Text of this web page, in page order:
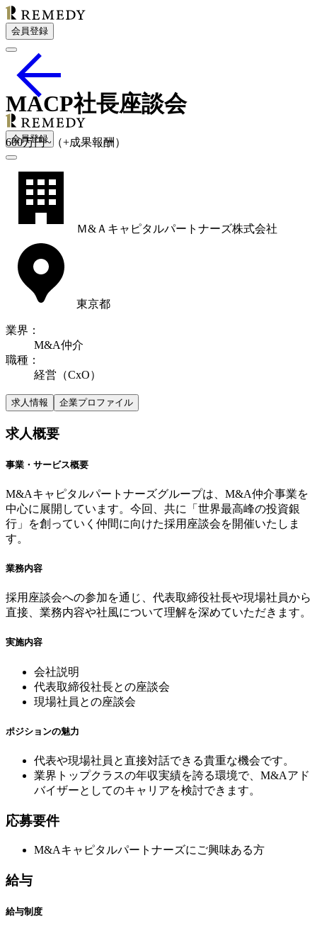
会員登録
会員登録
MACP社長座談会
600万円~ （+成果報酬）
Ｍ&Ａキャピタルパートナーズ株式会社
東京都
業界 ：
M&A仲介
職種 ：
経営（CxO）
求人情報 企業プロファイル
求人概要
事業・サービス概要
M&Aキャピタルパートナーズグループは、M&A仲介事業を
中心に展開しています。今回、共に「世界最高峰の投資銀
行」を創っていく仲間に向けた採用座談会を開催いたしま
す。
業務内容
採用座談会への参加を通じ、代表取締役社長や現場社員から
直接、業務内容や社風について理解を深めていただきます。
実施内容
会社説明
代表取締役社長との座談会
現場社員との座談会
ポジションの魅力
代表や現場社員と直接対話できる貴重な機会です。
業界トップクラスの年収実績を誇る環境で、M&Aアド
バイザーとしてのキャリアを検討できます。
応募要件
M&Aキャピタルパートナーズにご興味ある方
給与
給与制度